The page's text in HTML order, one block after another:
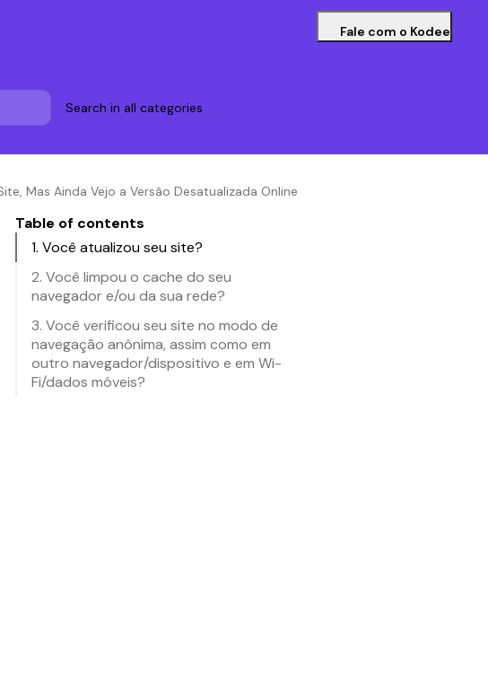
Fale com o Kodee
Search in all categories
Mas Ainda Vejo a Versão Desatualizada Online
Table of contents
1. Você atualizou seu site?
2. Você limpou o cache do seu
navegador e/ou da sua rede?
3. Você verificou seu site no modo de
navegação anônima, assim como em
outro navegador/dispositivo e em Wi-
Fi/dados móveis?